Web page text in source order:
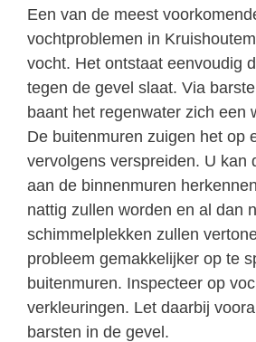
Een van de meest
vochtproblemen in
vocht. Het ontstaat eenvoudig
tegen de gevel slaat. Via
baant het regenwater zich een
De buitenmuren zuigen het op
vervolgens verspreiden. U kan
aan de binnenmuren
nattig zullen worden en al dan
schimmelplekken zullen
probleem gemakkelijker op te
buitenmuren. Inspecteer op
verkleuringen. Let daarbij
barsten in de gevel.